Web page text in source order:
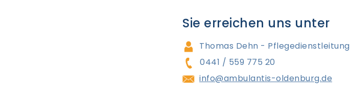
Sie erreichen uns unter
Thomas Dehn - Pflegedienstleitung
0441 / 559 775 20
info@ambulantis-oldenburg.de